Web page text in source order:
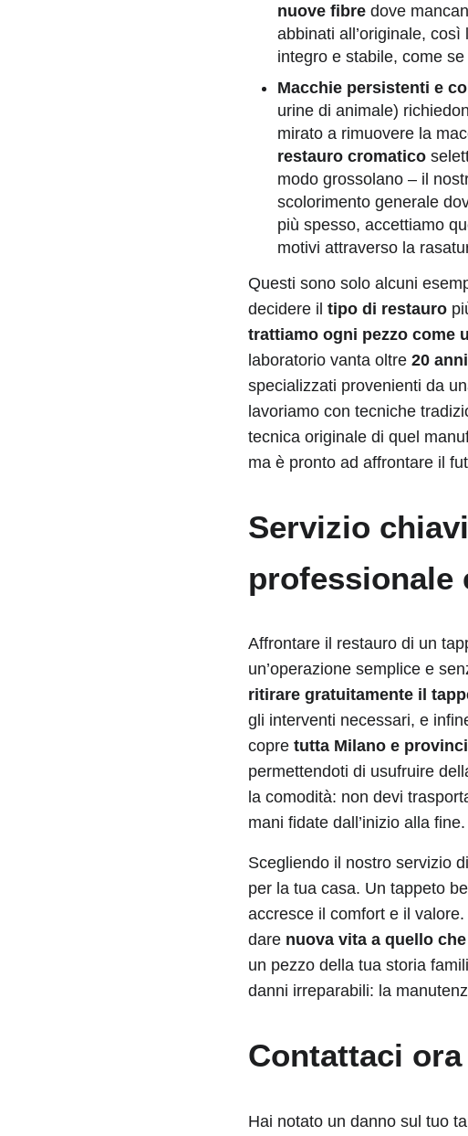
nuove fibredove
abbinati all’originale,
integro e stabile, come
Macchie persistenti e
urine di animale)
mirato a rimuovere la
restauro cromatico
modo grossolano – il
scolorimento generale
più spesso, accettiamo
motivi attraverso la
Questi sono solo alcuni
decidere iltipo di restauro
trattiamo ogni pezzo come
laboratorio vanta oltre20
specializzati provenienti da
lavoriamo con tecniche
tecnica originale di quel
ma è pronto ad affrontare il
Servizio
professionale
Affrontare il restauro di un
un’operazione semplice e
ritirare gratuitamente il
gli interventi necessari, e
copretutta Milano e
permettendoti di usufruire
la comodità: non devi
mani fidate dall’inizio alla fine.
Scegliendo il nostro servizio di
per la tua casa. Un tappeto
accresce il comfort e il
dare nuova vita a quello
un pezzo della tua storia
danni irreparabili: la
Contattaci
Hai notato un danno sul tuo